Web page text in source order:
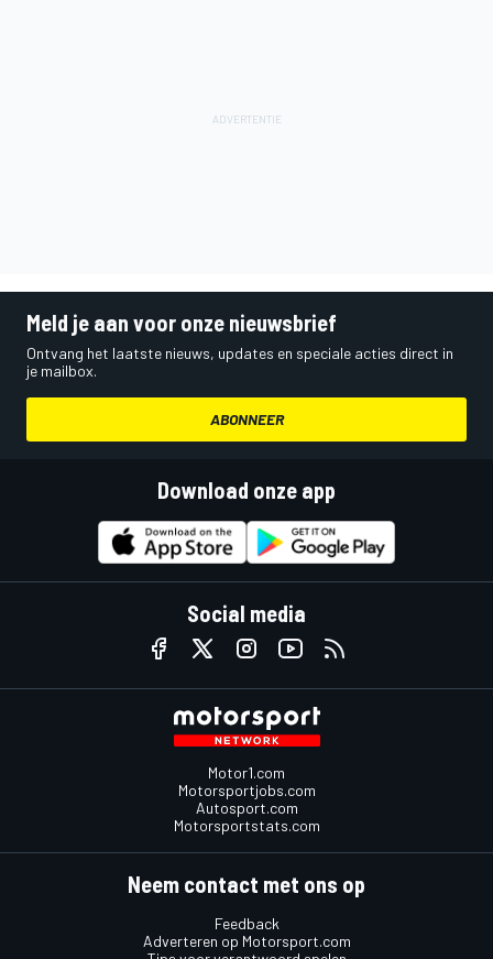
Meld je aan voor onze nieuwsbrief
Ontvang het laatste nieuws, updates en speciale acties direct in
je mailbox.
ABONNEER
Download onze app
Social media
Motor1.com
Motorsportjobs.com
Autosport.com
Motorsportstats.com
Neem contact met ons op
Feedback
Adverteren op Motorsport.com